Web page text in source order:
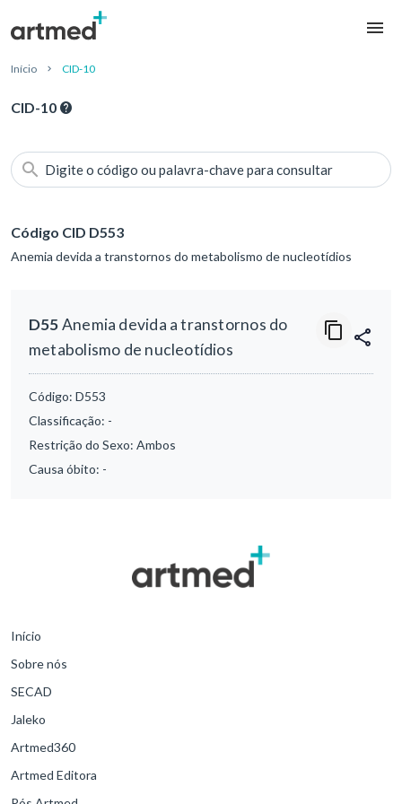
Início CID-10
CID-10
Digite o código ou palavra-chave para consultar
Código CID D553
Anemia devida a transtornos do metabolismo de nucleotídios
D55Anemia devida a transtornos do
metabolismo de nucleotídios
Código: D553
Classificação: -
Restrição do Sexo: Ambos
Causa óbito: -
Início
Sobre nós
SECAD
Jaleko
Artmed360
Artmed Editora